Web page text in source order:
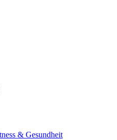
& Gesundheit